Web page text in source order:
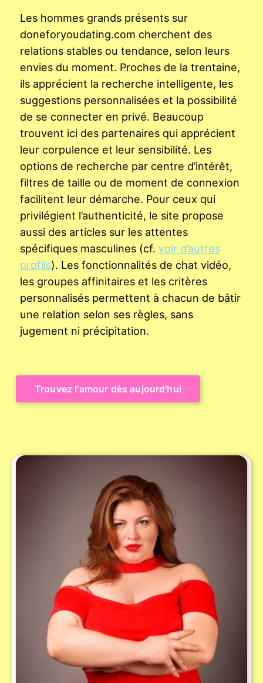
Les hommes grands présents sur
doneforyoudating.com cherchent des
relations stables ou tendance, selon leurs
envies du moment. Proches de la trentaine,
ils apprécient la recherche intelligente, les
suggestions personnalisées et la possibilité
de se connecter en privé. Beaucoup
trouvent ici des partenaires qui apprécient
leur corpulence et leur sensibilité. Les
options de recherche par centre d’intérêt,
filtres de taille ou de moment de connexion
facilitent leur démarche. Pour ceux qui
privilégient l’authenticité, le site propose
aussi des articles sur les attentes
spécifiques masculines (cf. voir d’autres
profils). Les fonctionnalités de chat vidéo,
les groupes affinitaires et les critères
personnalisés permettent à chacun de bâtir
une relation selon ses règles, sans
jugement ni précipitation.
Trouvez l'amour dès aujourd'hui